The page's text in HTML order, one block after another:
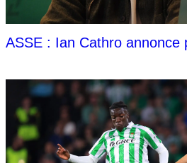
ASSE : Ian Cathro annonce